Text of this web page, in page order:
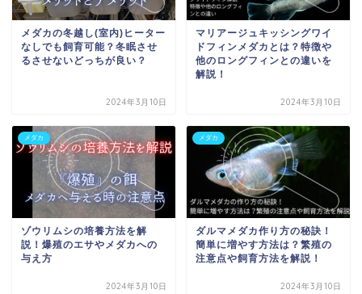
メダカの冬越し(室内)ヒーター
なしでも飼育可能？冬眠させ
るさせないどっちが良い？
2024年3月10日
マリアージュキッシングワイ
ドフィンメダカとは？特徴や
他のロングフィンとの違いを
解説！
2024年3月10日
メダカ
ゾウリムシの培養方法を解
説！爆殖のエサやメダカへの
与え方
2024年3月10日
メダカ
ダルマメダカ作り方の秘訣！
簡単に増やす方法は？繁殖の
注意点や飼育方法を解説！
2024年3月10日